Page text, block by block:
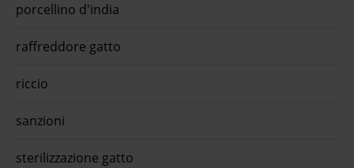
porcellino d'india
raffreddore gatto
riccio
sanzioni
sterilizzazione gatto